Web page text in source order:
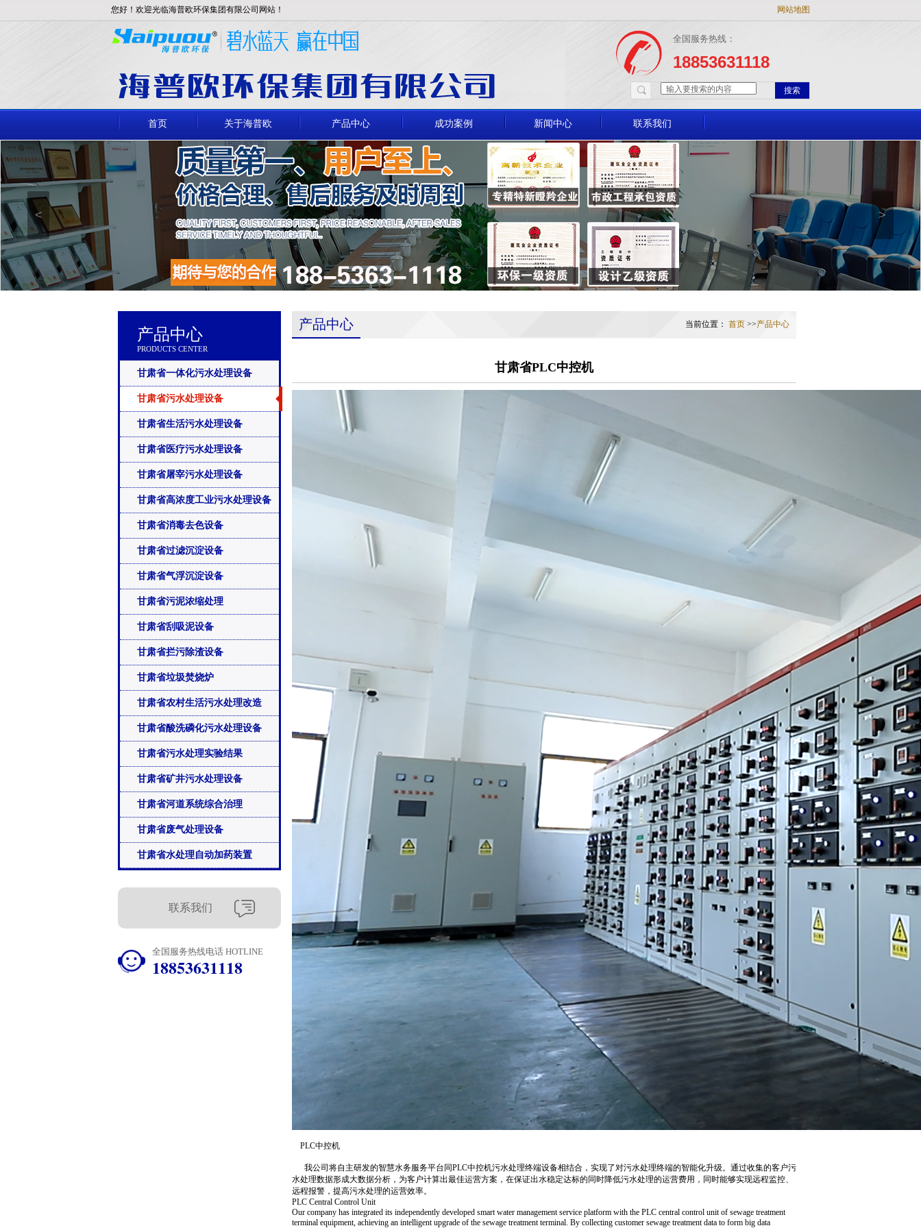
您好！欢迎光临海普欧环保集团有限公司网站！ 网站地图
全国服务热线：
18853631118
搜索
首页 关于海普欧 产品中心 成功案例 新闻中心 联系我们
< >
产品中心
PRODUCTS CENTER
甘肃省一体化污水处理设备
甘肃省污水处理设备
甘肃省生活污水处理设备
甘肃省医疗污水处理设备
甘肃省屠宰污水处理设备
甘肃省高浓度工业污水处理设备
甘肃省消毒去色设备
甘肃省过滤沉淀设备
甘肃省气浮沉淀设备
甘肃省污泥浓缩处理
甘肃省刮吸泥设备
甘肃省拦污除渣设备
甘肃省垃圾焚烧炉
甘肃省农村生活污水处理改造
甘肃省酸洗磷化污水处理设备
甘肃省污水处理实验结果
甘肃省矿井污水处理设备
甘肃省河道系统综合治理
甘肃省废气处理设备
甘肃省水处理自动加药装置
联系我们
全国服务热线电话 HOTLINE
18853631118
当前位置： 首页 >>产品中心
产品中心
甘肃省PLC中控机
PLC中控机
我公司将自主研发的智慧水务服务平台同PLC中控机污水处理终端设备相结合，实现了对污水处理终端的智能化升级。通过收集的客户污
水处理数据形成大数据分析，为客户计算出最佳运营方案，在保证出水稳定达标的同时降低污水处理的运营费用，同时能够实现远程监控、
远程报警，提高污水处理的运营效率。
PLC Central Control Unit
Our company has integrated its independently developed smart water management service platform with the PLC central control unit of sewage treatment
terminal equipment, achieving an intelligent upgrade of the sewage treatment terminal. By collecting customer sewage treatment data to form big data